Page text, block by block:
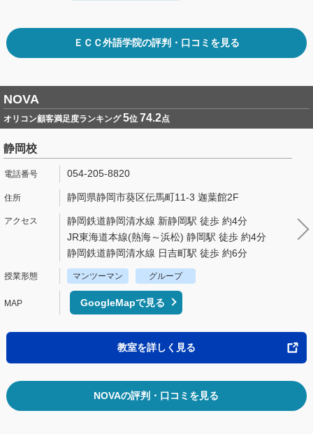
ＥＣＣ外語学院の評判・口コミを見る
NOVA
オリコン顧客満足度ランキング5位 74.2点
静岡校
054-205-8820
静岡県静岡市葵区伝馬町11-3 迦葉館2F
静岡鉄道静岡清水線 新静岡駅 徒歩 約4分
JR東海道本線(熱海～浜松) 静岡駅 徒歩 約4分
静岡鉄道静岡清水線 日吉町駅 徒歩 約6分
マンツーマン グループ
GoogleMapで見る
教室を詳しく見る
NOVAの評判・口コミを見る